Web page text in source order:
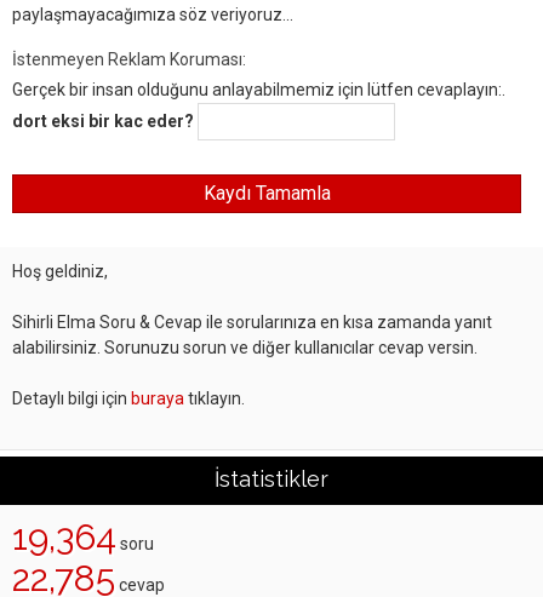
paylaşmayacağımıza söz veriyoruz...
İstenmeyen Reklam Koruması:
Gerçek bir insan olduğunu anlayabilmemiz için lütfen cevaplayın:.
dort eksi bir kac eder?
Hoş geldiniz,
Sihirli Elma Soru & Cevap ile sorularınıza en kısa zamanda yanıt
alabilirsiniz. Sorunuzu sorun ve diğer kullanıcılar cevap versin.
Detaylı bilgi için buraya tıklayın.
İstatistikler
19,364 soru
22,785 cevap